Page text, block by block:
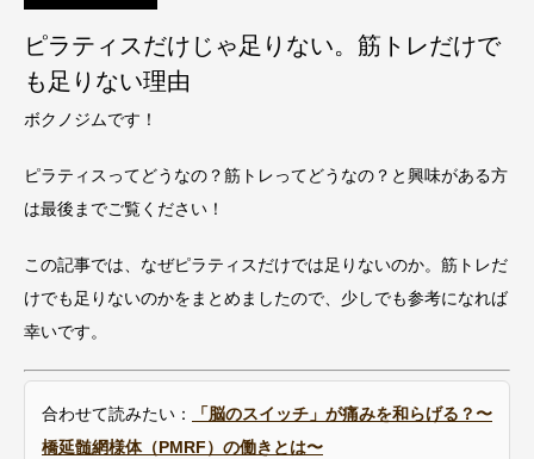
ピラティスだけじゃ足りない。筋トレだけで
も足りない理由
ボクノジムです！
ピラティスってどうなの？筋トレってどうなの？と興味がある方
は最後までご覧ください！
この記事では、なぜピラティスだけでは足りないのか。筋トレだ
けでも足りないのかをまとめましたので、少しでも参考になれば
幸いです。
合わせて読みたい：
「脳のスイッチ」が痛みを和らげる？〜
橋延髄網様体（PMRF）の働きとは〜